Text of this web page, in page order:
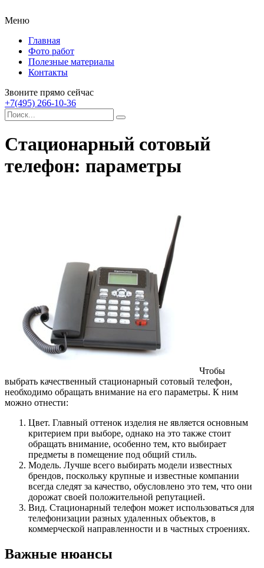
Меню
Главная
Фото работ
Полезные материалы
Контакты
Звоните прямо сейчас
+7(495) 266-10-36
Стационарный сотовый
телефон: параметры
Чтобы
выбрать качественный стационарный сотовый телефон,
необходимо обращать внимание на его параметры. К ним
можно отнести:
Цвет. Главный оттенок изделия не является основным
критерием при выборе, однако на это также стоит
обращать внимание, особенно тем, кто выбирает
предметы в помещение под общий стиль.
Модель. Лучше всего выбирать модели известных
брендов, поскольку крупные и известные компании
всегда следят за качество, обусловлено это тем, что они
дорожат своей положительной репутацией.
Вид. Стационарный телефон может использоваться для
телефонизации разных удаленных объектов, в
коммерческой направленности и в частных строениях.
Важные нюансы